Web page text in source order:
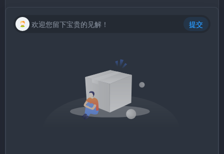
欢迎您留下宝贵的见解！ 提交